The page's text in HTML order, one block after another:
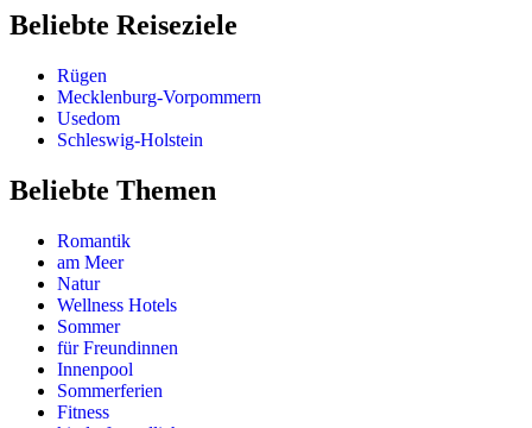
Beliebte Reiseziele
Rügen
Mecklenburg-Vorpommern
Usedom
Schleswig-Holstein
Beliebte Themen
Romantik
am Meer
Natur
Wellness Hotels
Sommer
für Freundinnen
Innenpool
Sommerferien
Fitness